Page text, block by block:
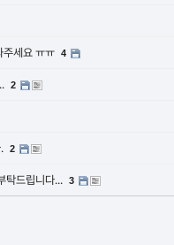
주세요 ㅠㅠ 4
2
2
탁드립니다... 3